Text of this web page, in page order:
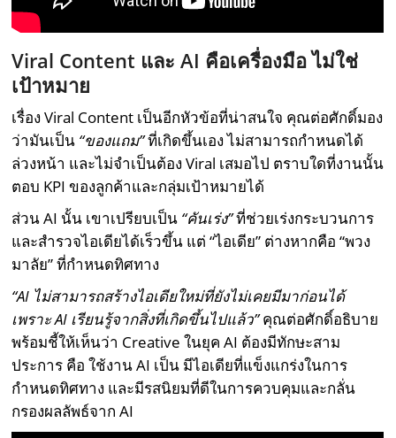
Viral Content และ AI คือเครื่องมือ ไม่ใช่
เป้าหมาย
เรื่อง Viral Content เป็นอีกหัวข้อที่น่าสนใจ คุณต่อศักดิ์มอง
ว่ามันเป็น “ของแถม”ที่เกิดขึ้นเอง ไม่สามารถกำหนดได้
ล่วงหน้า และไม่จำเป็นต้อง Viral เสมอไป ตราบใดที่งานนั้น
ตอบ KPI ของลูกค้าและกลุ่มเป้าหมายได้
ส่วน AI นั้น เขาเปรียบเป็น “คันเร่ง”ที่ช่วยเร่งกระบวนการ
และสำรวจไอเดียได้เร็วขึ้น แต่ “ไอเดีย” ต่างหากคือ “พวง
มาลัย” ที่กำหนดทิศทาง
“AI ไม่สามารถสร้างไอเดียใหม่ที่ยังไม่เคยมีมาก่อนได้
เพราะ AI เรียนรู้จากสิ่งที่เกิดขึ้นไปแล้ว”คุณต่อศักดิ์อธิบาย
พร้อมชี้ให้เห็นว่า Creative ในยุค AI ต้องมีทักษะสาม
ประการ คือ ใช้งาน AI เป็น มีไอเดียที่แข็งแกร่งในการ
กำหนดทิศทาง และมีรสนิยมที่ดีในการควบคุมและกลั่น
กรองผลลัพธ์จาก AI